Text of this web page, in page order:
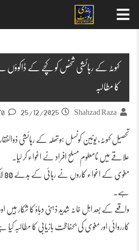
کہوٹہ کے رہائشی شخص کو کچے کے ڈاکوؤں نے
کا مطالبہ
Shahzad Raza
25/12/2025
تحصیل کہوٹہ، یونین کونسل ہوتھلہ کے رہائشی
علاقے میں نامعلوم مسلح افراد نے اغواء کر لیا۔
ہے۔
واقعے کے بعد اہلِ خانہ شدید ذہنی دباؤ کا شکار ہیں
کارروائی اور مغوی کی بحفاظت بازیابی کا مطالبہ کیا